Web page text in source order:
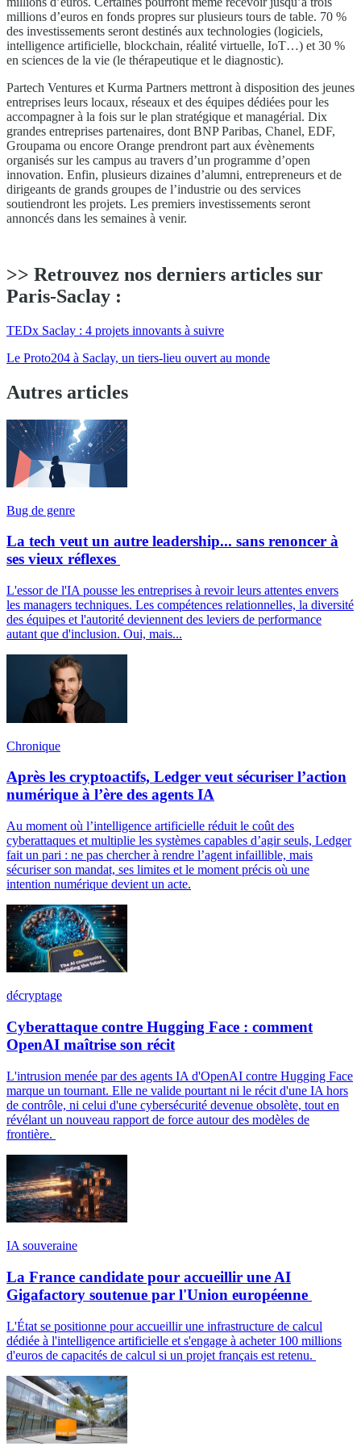
millions d’euros en fonds propres sur plusieurs tours de table. 70 %
des investissements seront destinés aux technologies (logiciels,
intelligence artificielle, blockchain, réalité virtuelle, IoT…) et 30 %
en sciences de la vie (le thérapeutique et le diagnostic).
Partech Ventures et Kurma Partners mettront à disposition des jeunes
entreprises leurs locaux, réseaux et des équipes dédiées pour les
accompagner à la fois sur le plan stratégique et managérial. Dix
grandes entreprises partenaires, dont BNP Paribas, Chanel, EDF,
Groupama ou encore Orange prendront part aux évènements
organisés sur les campus au travers d’un programme d’open
innovation. Enfin, plusieurs dizaines d’alumni, entrepreneurs et de
dirigeants de grands groupes de l’industrie ou des services
soutiendront les projets. Les premiers investissements seront
annoncés dans les semaines à venir.
>> Retrouvez nos derniers articles sur
Paris-Saclay :
TEDx Saclay : 4 projets innovants à suivre
Le Proto204 à Saclay, un tiers-lieu ouvert au monde
Autres articles
Bug de genre
La tech veut un autre leadership... sans renoncer à
ses vieux réflexes
L'essor de l'IA pousse les entreprises à revoir leurs attentes envers
les managers techniques. Les compétences relationnelles, la diversité
des équipes et l'autorité deviennent des leviers de performance
autant que d'inclusion. Oui, mais...
Chronique
Après les cryptoactifs, Ledger veut sécuriser l’action
numérique à l’ère des agents IA
Au moment où l’intelligence artificielle réduit le coût des
cyberattaques et multiplie les systèmes capables d’agir seuls, Ledger
fait un pari : ne pas chercher à rendre l’agent infaillible, mais
sécuriser son mandat, ses limites et le moment précis où une
intention numérique devient un acte.
décryptage
Cyberattaque contre Hugging Face : comment
OpenAI maîtrise son récit
L'intrusion menée par des agents IA d'OpenAI contre Hugging Face
marque un tournant. Elle ne valide pourtant ni le récit d'une IA hors
de contrôle, ni celui d'une cybersécurité devenue obsolète, tout en
révélant un nouveau rapport de force autour des modèles de
frontière.
IA souveraine
La France candidate pour accueillir une AI
Gigafactory soutenue par l'Union européenne
L'État se positionne pour accueillir une infrastructure de calcul
dédiée à l'intelligence artificielle et s'engage à acheter 100 millions
d'euros de capacités de calcul si un projet français est retenu.